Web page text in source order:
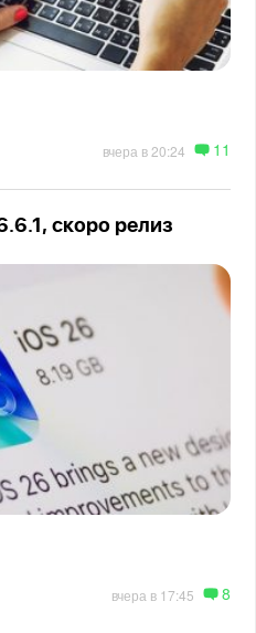
вчера в 20:24 11
скоро релиз
вчера в 17:45 8